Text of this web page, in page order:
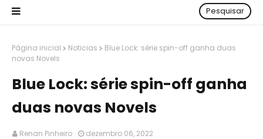
Pesquisar
Página inicial Noticias
Blue Lock: série spin-off ganha duas
novas Novels
Blue Lock: série spin-off ganha
duas novas Novels
Renan Pinheiro dezembro 06, 2022